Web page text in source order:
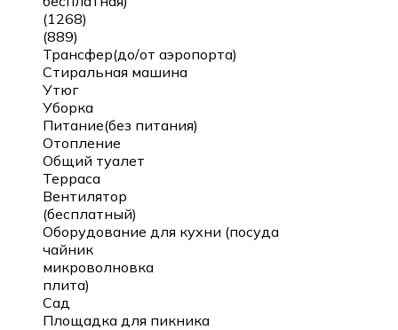
(1268)
(889)
Трансфер(до/от аэропорта)
Стиральная машина
Утюг
Уборка
Питание(без питания)
Отопление
Общий туалет
Терраса
Вентилятор
(бесплатный)
Оборудование для кухни (посуда
чайник
микроволновка
плита)
Сад
Площадка для пикника